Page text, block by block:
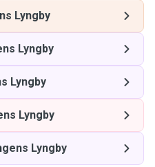
Lyngby
Lyngby
Lyngby
Lyngby
Lyngby